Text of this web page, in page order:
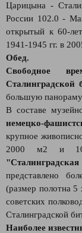
Царицына -
России 102.0 -
открытый к 60-
1941-1945 гг. в
Обед.
Свободное
Сталинградской
большую
В составе
немецко-
крупное
2000 м2 и
представлено
(размер полотна 5
советских
Сталинградской
Наиболее